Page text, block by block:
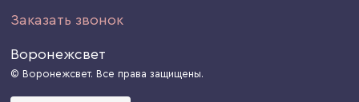
Заказать звонок
Воронежсвет
© Воронежсвет. Все права защищены.